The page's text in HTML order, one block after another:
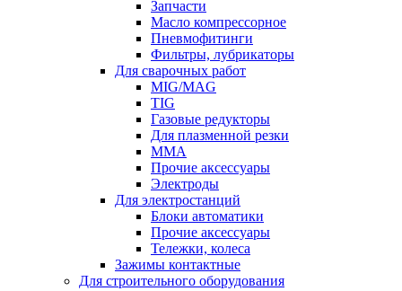
Запчасти
Масло компрессорное
Пневмофитинги
Фильтры, лубрикаторы
Для сварочных работ
MIG/MAG
TIG
Газовые редукторы
Для плазменной резки
ММА
Прочие аксессуары
Электроды
Для электростанций
Блоки автоматики
Прочие аксессуары
Тележки, колеса
Зажимы контактные
Для строительного оборудования